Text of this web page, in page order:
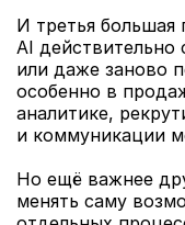
И третья
AI действительно
или даже заново
особенно в
аналитике,
и коммуникации
Но ещё важнее
менять саму